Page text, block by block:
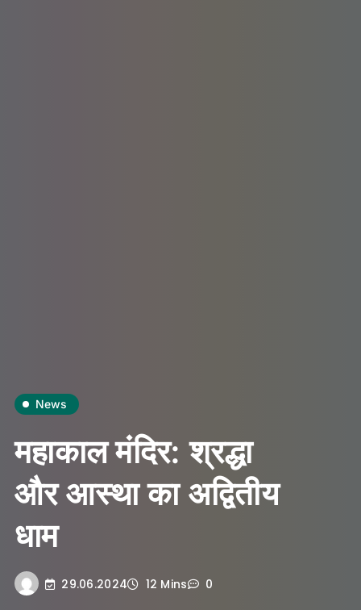
News
महाकाल मंदिर: श्रद्धा
और आस्था का अद्वितीय
धाम
29.06.2024 12 Mins 0